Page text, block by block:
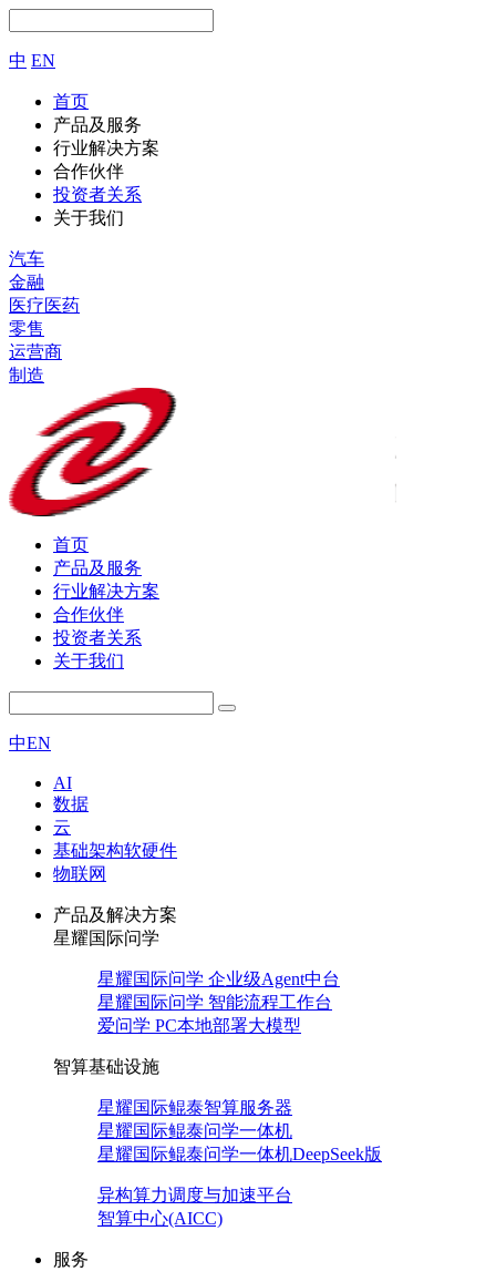
中 EN
首页
产品及服务
行业解决方案
合作伙伴
投资者关系
关于我们
汽车
金融
医疗医药
零售
运营商
制造
首页
产品及服务
行业解决方案
合作伙伴
投资者关系
关于我们
中EN
AI
数据
云
基础架构软硬件
物联网
产品及解决方案
星耀国际问学
星耀国际问学 企业级Agent中台
星耀国际问学 智能流程工作台
爱问学 PC本地部署大模型
智算基础设施
星耀国际鲲泰智算服务器
星耀国际鲲泰问学一体机
星耀国际鲲泰问学一体机DeepSeek版
异构算力调度与加速平台
智算中心(AICC)
服务